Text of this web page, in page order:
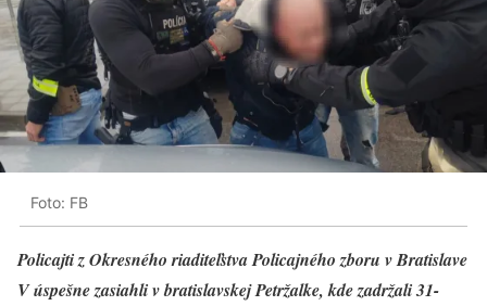
Foto: FB
Policajti z Okresného riaditeľstva Policajného zboru v Bratislave
V úspešne zasiahli v bratislavskej Petržalke, kde zadržali 31-